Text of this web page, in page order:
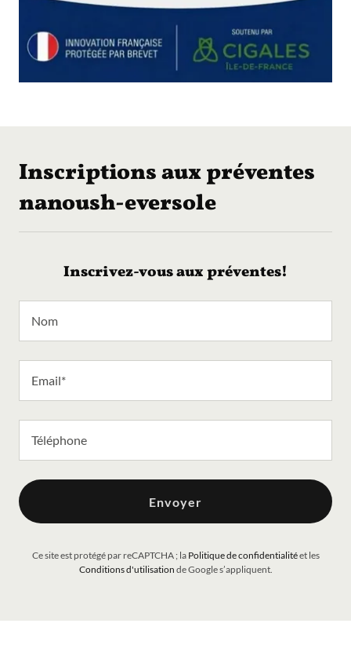
Inscriptions aux préventes
nanoush-eversole
Inscrivez-vous aux préventes!
Nom
Email*
Téléphone
Envoyer
Ce site est protégé par reCAPTCHA ; la Politique de confidentialitéet les
Conditions d'utilisation de Google s’appliquent.